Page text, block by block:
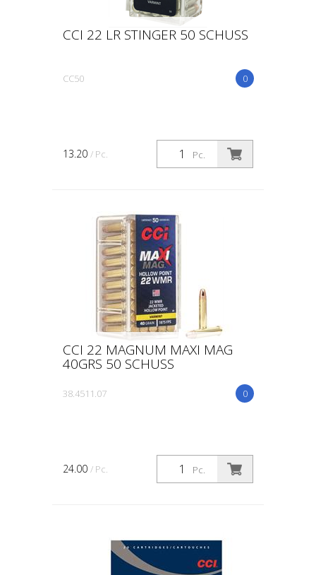
CCI 22 LR STINGER 50 SCHUSS
0
CC50
Pc.
13.20 / Pc.
CCI 22 MAGNUM MAXI MAG
40GRS 50 SCHUSS
0
38.4511.07
Pc.
24.00 / Pc.